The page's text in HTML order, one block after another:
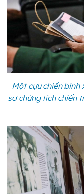
Một cựu chiến binh
sơ chứng tích chiến